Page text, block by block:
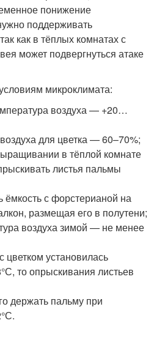
понижение
поддерживать
как в тёплых комнатах с
может подвергнуться атаке
микроклимата:
воздуха — +20…
для цветка — 60–70%;
в тёплой комнате
листья пальмы
с форстерианой на
размещая его в полутени;
воздуха зимой — не менее
цветком установилась
то опрыскивания листьев
держать пальму при